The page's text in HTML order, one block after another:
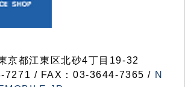
都江東区北砂4丁目19-32
/ FAX：03-3644-7365 / N